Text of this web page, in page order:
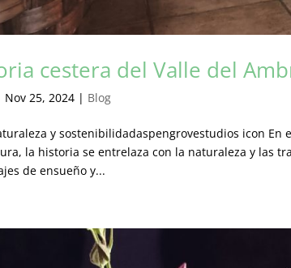
cestera del Valle del
Nov 25, 2024 | Blog
y sostenibilidadaspengrovestudios icon En
la historia se entrelaza con la naturaleza y las
de ensueño y...